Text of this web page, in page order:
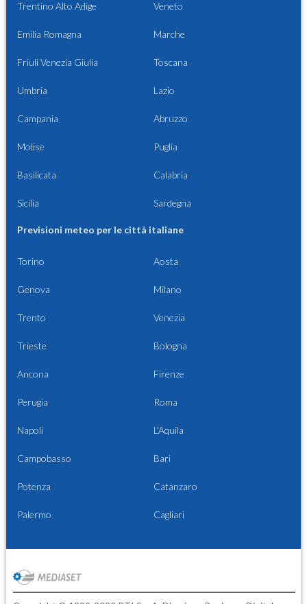
Trentino Alto Adige Veneto
Emilia Romagna Marche
Friuli Venezia Giulia Toscana
Umbria Lazio
Campania Abruzzo
Molise Puglia
Basilicata Calabria
Sicilia Sardegna
Previsioni meteo per le città italiane
Torino Aosta
Genova Milano
Trento Venezia
Trieste Bologna
Ancona Firenze
Perugia Roma
Napoli L'Aquila
Campobasso Bari
Potenza Catanzaro
Palermo Cagliari